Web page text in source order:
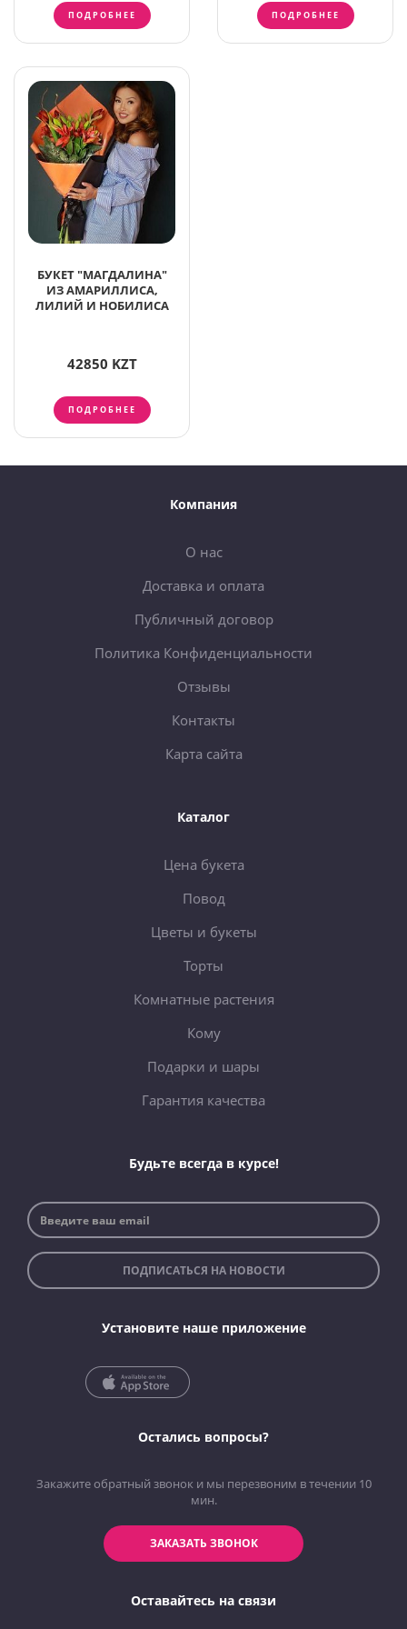
ПОДРОБНЕЕ ПОДРОБНЕЕ
БУКЕТ "МАГДАЛИНА"
ИЗ АМАРИЛЛИСА,
ЛИЛИЙ И НОБИЛИСА
42850 KZT
ПОДРОБНЕЕ
Компания
О нас
Доставка и оплата
Публичный договор
Политика Конфиденциальности
Отзывы
Контакты
Карта сайта
Каталог
Цена букета
Повод
Цветы и букеты
Торты
Комнатные растения
Кому
Подарки и шары
Гарантия качества
Будьте всегда в курсе!
ПОДПИСАТЬСЯ НА НОВОСТИ
Установите наше приложение
Остались вопросы?
Закажите обратный звонок и мы перезвоним в течении 10
мин.
ЗАКАЗАТЬ ЗВОНОК
Оставайтесь на связи